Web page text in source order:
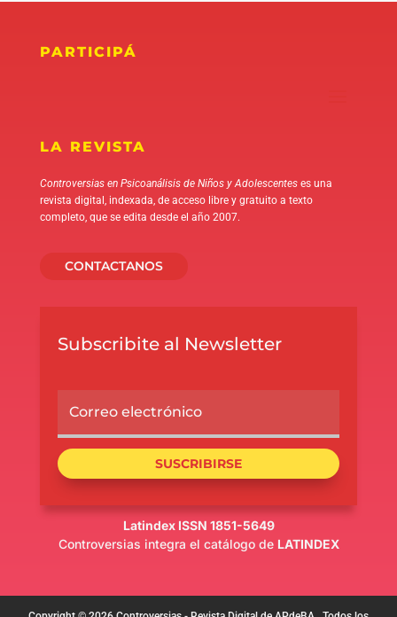
PARTICIPÁ
LA REVISTA
Controversias en Psicoanálisis de Niños y Adolescenteses una
revista digital, indexada, de acceso libre y gratuito a texto
completo, que se edita desde el año 2007.
CONTACTANOS
Subscribite al Newsletter
SUSCRIBIRSE
Latindex ISSN 1851-5649
Controversias integra el catálogo de LATINDEX